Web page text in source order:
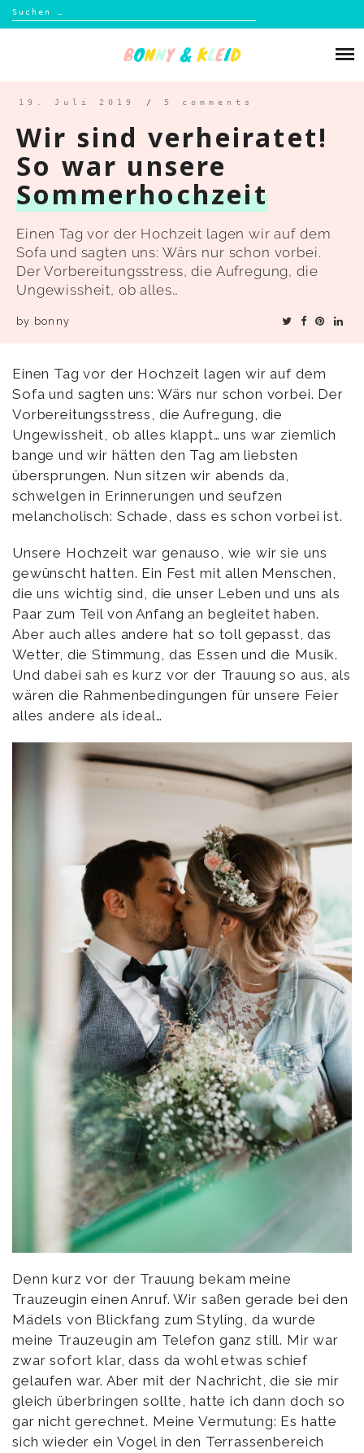
Suchen
nach:
Shop
19. Juli 2019 / 5 comments
Wir sind verheiratet!
So war unsere
Sommerhochzeit
Einen Tag vor der Hochzeit lagen wir auf dem
Sofa und sagten uns: Wärs nur schon vorbei.
Der Vorbereitungsstress, die Aufregung, die
Ungewissheit, ob alles…
by bonny
Einen Tag vor der Hochzeit lagen wir auf dem
Sofa und sagten uns: Wärs nur schon vorbei. Der
Vorbereitungsstress, die Aufregung, die
Ungewissheit, ob alles klappt… uns war ziemlich
bange und wir hätten den Tag am liebsten
übersprungen. Nun sitzen wir abends da,
schwelgen in Erinnerungen und seufzen
melancholisch: Schade, dass es schon vorbei ist.
Unsere Hochzeit war genauso, wie wir sie uns
gewünscht hatten. Ein Fest mit allen Menschen,
die uns wichtig sind, die unser Leben und uns als
Paar zum Teil von Anfang an begleitet haben.
Aber auch alles andere hat so toll gepasst, das
Wetter, die Stimmung, das Essen und die Musik.
Und dabei sah es kurz vor der Trauung so aus, als
wären die Rahmenbedingungen für unsere Feier
alles andere als ideal…
Denn kurz vor der Trauung bekam meine
Trauzeugin einen Anruf. Wir saßen gerade bei den
Mädels von Blickfang zum Styling, da wurde
meine Trauzeugin am Telefon ganz still. Mir war
zwar sofort klar, dass da wohl etwas schief
gelaufen war. Aber mit der Nachricht, die sie mir
gleich überbringen sollte, hatte ich dann doch so
gar nicht gerechnet. Meine Vermutung: Es hatte
sich wieder ein Vogel in den Terrassenbereich